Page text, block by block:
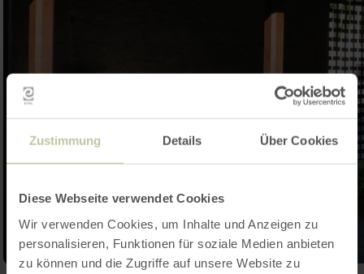
Zustimmung Details Über Cookies
Diese Webseite verwendet Cookies
Wir verwenden Cookies, um Inhalte und Anzeigen zu
personalisieren, Funktionen für soziale Medien anbieten
zu können und die Zugriffe auf unsere Website zu